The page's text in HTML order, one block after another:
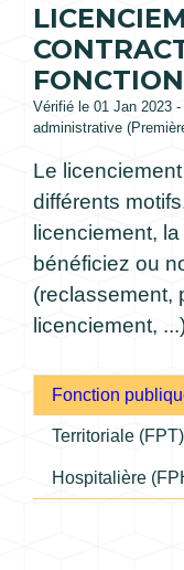
Vérifié le 01 Jan 2023
administrative
Le
différents
licenciement,
bénéficiez ou
(reclassement,
licenciement,
Fonction
Territoriale (FPT)
Hospitalière